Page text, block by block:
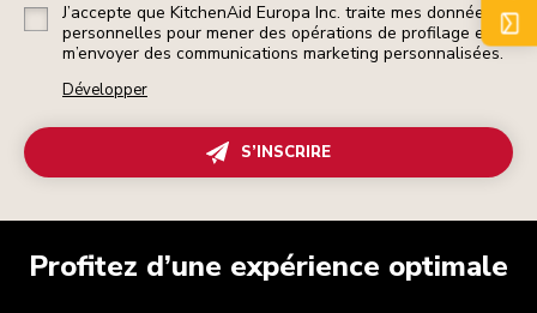
J’accepte que KitchenAid Europa Inc. traite mes données
personnelles pour mener des opérations de profilage et
m’envoyer des communications marketing personnalisées.
Développer
S’INSCRIRE
Profitez d’une expérience optimale